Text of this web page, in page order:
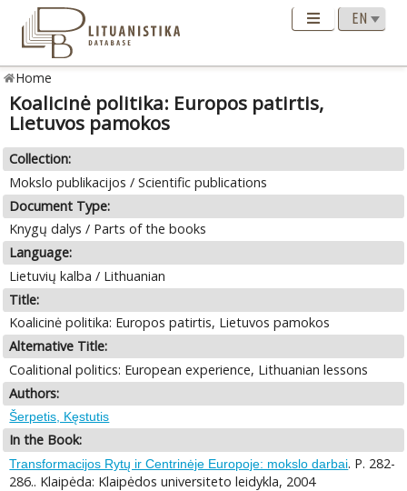
Home
Koalicinė politika: Europos patirtis,
Lietuvos pamokos
Collection:
Mokslo publikacijos / Scientific publications
Document Type:
Knygų dalys / Parts of the books
Language:
Lietuvių kalba / Lithuanian
Title:
Koalicinė politika: Europos patirtis, Lietuvos pamokos
Alternative Title:
Coalitional politics: European experience, Lithuanian lessons
Authors:
Šerpetis, Kęstutis
In the Book:
Transformacijos Rytų ir Centrinėje Europoje: mokslo darbai. P. 282-
286.. Klaipėda: Klaipėdos universiteto leidykla, 2004